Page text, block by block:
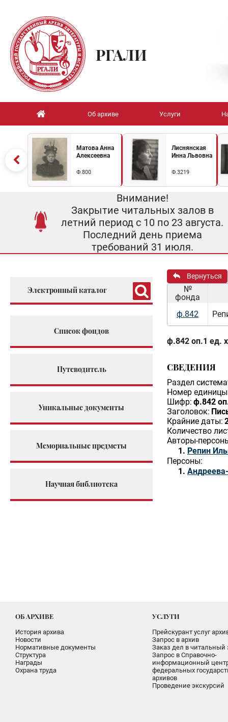
РГАЛИ
Об архиве Услуги
Матова Анна
Алексеевна
Ф.800
Лиснянская
Инна Львовна
Ф.3219
Внимание!
Закрытие читальных залов в
летний период с 10 по 23 августа.
Последний день приема
требований 31 июля.
Электронный каталог
Список фондов
Путеводитель
Уникальные документы
Мемориальные предметы
Научная библиотека
Вернуться
№
фонда
ф.842
ф.842 оп.1 ед.
СВЕДЕНИЯ
Раздел
Номер единицы
Шифр: ф.842
Заголовок:
Крайние даты:
Количество
Авторы-
Репин
Персоны:
ОБ АРХИВЕ
История архива
Новости
Нормативные документы
Структура
Награды
Охрана труда
УСЛУГИ
Прейскурант услуг
Запрос в архив
Заказ дел в читальный
Запрос в Справочно-
информационный
федеральных
архивов
Проведение экскурсий